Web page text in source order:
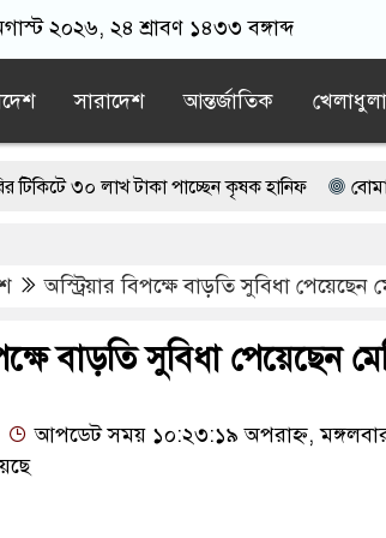
২০২৬, ২৪ শ্রাবণ ১৪৩৩ বঙ্গাব্দ
সারাদেশ আন্তর্জাতিক খেলাধুলা
লাখ টাকা পাচ্ছেন কৃষক হানিফ বোমা হামলার
জামায়াত বহিষ্কাকৃত গাজী নজরুলের ১২ অনুসারী
বর্তমান সরকার: নাহিদ ইসলাম
অস্ট্রিয়ার বিপক্ষে বাড়তি সুবিধা পেয়েছেন
বাড়তি সুবিধা পেয়েছেন
আপডেট সময় ১০:২৩:১৯ অপরাহ্ন,